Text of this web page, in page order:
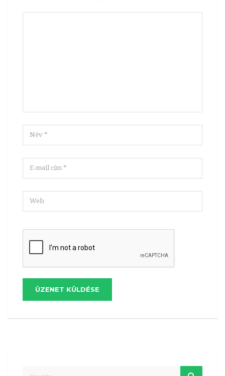
ÜZENET KÜLDÉSE